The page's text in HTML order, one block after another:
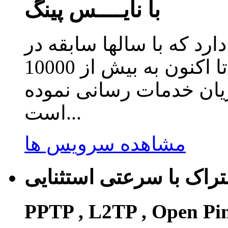
با نایــــس پینگ
که با سالها سابقه در
زمینه ارائه سرویس کاهش پینگ تا اکنون به بیش از 10000
خدمات رسانی نموده
است...
مشاهده سرویس ها
با سرعتی استثنایی
PPTP , L2TP , Open